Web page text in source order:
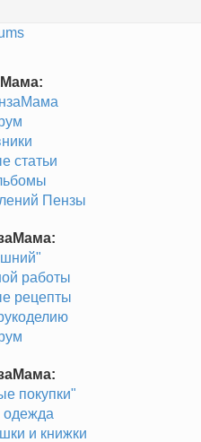
статьи
Пензы
работы
рецепты
покупки"
одежда
и книжки